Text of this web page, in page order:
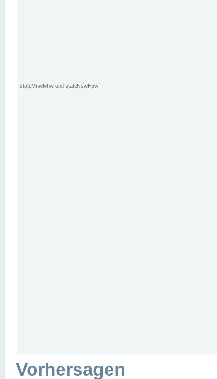
stateMnwMhw und stateNswHsw
Vorhersagen